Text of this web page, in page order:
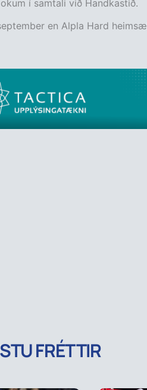
í samtali við Handkastið.
en Alpla Hard
FRÉTTIR